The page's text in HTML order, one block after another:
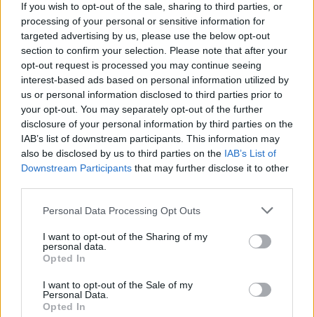
If you wish to opt-out of the sale, sharing to third parties, or
processing of your personal or sensitive information for
targeted advertising by us, please use the below opt-out
section to confirm your selection. Please note that after your
opt-out request is processed you may continue seeing
interest-based ads based on personal information utilized by
us or personal information disclosed to third parties prior to
your opt-out. You may separately opt-out of the further
disclosure of your personal information by third parties on the
IAB’s list of downstream participants. This information may
also be disclosed by us to third parties on the IAB’s List of
Downstream Participants that may further disclose it to other
Please note that this website/app uses one or more Google
not limited to your visit or usage behaviour. You may click to
grant or deny consent to Google and its third-party tags to
use your data for below specified purposes in below Google
consent section.
Personal Data Processing Opt Outs
I want to opt-out of the Sharing of my
personal data.
Opted In
I want to opt-out of the Sale of my
Personal Data.
Opted In
πριν τις ομοσπονδιακές εκλογές - Στο μικροσκόπιο οι
αναποφάσιστοι ψηφοφόροι
22.02.2025 13:27
Συντακτική
Flash.gr
Εκλογές στις μέρες της Zeitenwende - Η Γερμανία
σε νέα εποχή
Η αλλαγή του εκλογικού νόμου το 2023 έχει ως αποτέλεσμα